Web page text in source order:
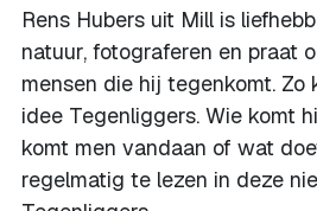
Rens Hubers uit Mill is
natuur, fotograferen en praat
mensen die hij tegenkomt. Zo
idee Tegenliggers. Wie komt
komt men vandaan of wat
regelmatig te lezen in deze